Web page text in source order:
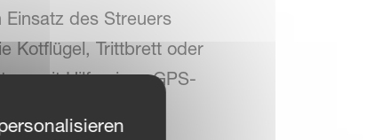
des Streuers
Kotflügel, Trittbrett oder
mit Hilfe eines GPS-
an Über- und